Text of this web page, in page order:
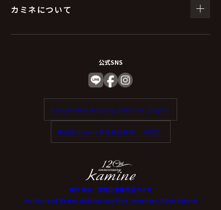
果
個人情報を与えることは任意です。
は、お問い合わせ内容に回答できない可能性がありま
（７）保有個人データの開示等および問い合わ
せ窓口について
ご本人からの求めにより、当社が保有する保有個人デー
たは削除、利用停止、消去、第三者提供の停止および第
三者提供記録の開示（以下、開示等という）に応じま
開示等に応ずる窓口は、下記「当社の個人情報の取扱い
カミネについて
公式SNS
Enjoy tax-free shopping at Kamine. (English)
歡迎在 Kamine 享受免稅購物。（中文）
神戸 時計・宝飾正規販売店カミネ
Authorized Dealer Watches and Fine Jewellery, Kobe Kamine